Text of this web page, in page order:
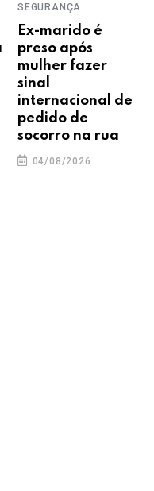
SEGURANÇA
Ex-marido é
preso após
mulher fazer
sinal
internacional de
pedido de
socorro na rua
04/08/2026